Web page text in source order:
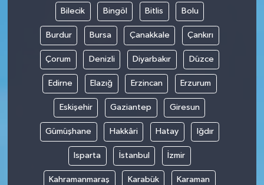
Bilecik Bingöl Bitlis Bolu
Burdur Bursa Çanakkale Çankırı
Çorum Denizli Diyarbakır Düzce
Edirne Elazığ Erzincan Erzurum
Eskişehir Gaziantep Giresun
Gümüşhane Hakkâri Hatay Iğdır
Isparta İstanbul İzmir
Kahramanmaraş Karabük Karaman